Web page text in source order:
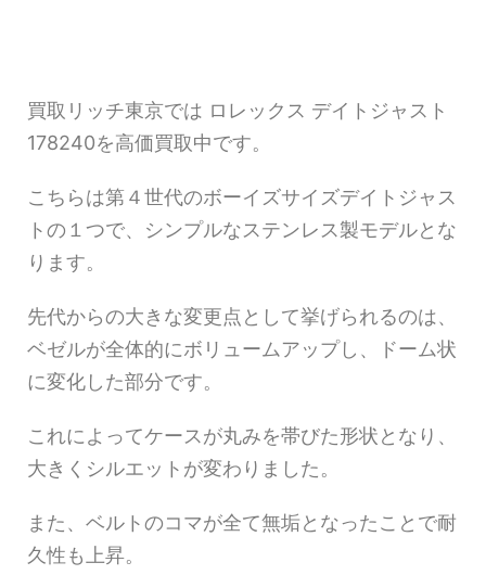
買取リッチ東京では ロレックス デイトジャスト
178240を高価買取中です。
こちらは第４世代のボーイズサイズデイトジャス
トの１つで、シンプルなステンレス製モデルとな
ります。
先代からの大きな変更点として挙げられるのは、
ベゼルが全体的にボリュームアップし、ドーム状
に変化した部分です。
これによってケースが丸みを帯びた形状となり、
大きくシルエットが変わりました。
また、ベルトのコマが全て無垢となったことで耐
久性も上昇。